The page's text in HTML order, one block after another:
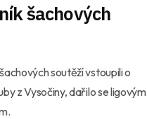
šachových
soutěží vstoupili o
z Vysočiny, dařilo se ligovým